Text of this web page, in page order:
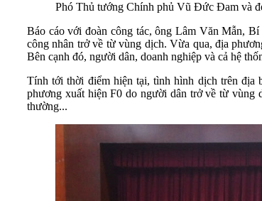
Phó Thủ tướng Chính phủ Vũ Đức Đam và
Báo cáo với đoàn công tác, ông Lâm Văn Mẫn,
công nhân trở về từ vùng dịch. Vừa qua, địa
Bên cạnh đó, người dân, doanh nghiệp và cả hệ
Tính tới thời điểm hiện tại, tình hình dịch trên địa
phương xuất hiện F0 do người dân trở về từ vùng
thường...